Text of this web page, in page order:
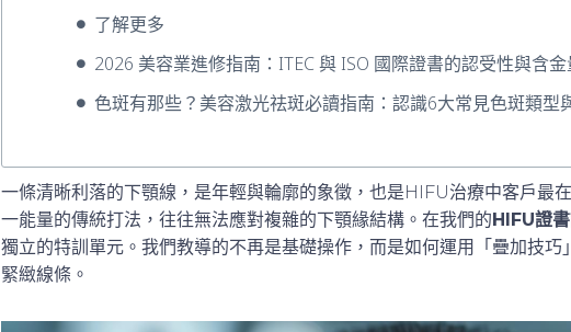
了解更多
2026 美容業進修指南：ITEC 與 ISO 國際證書的認受性與含
色斑有那些？美容激光祛斑必讀指南：認識6大常見色斑類型
一條清晰利落的下顎線，是年輕與輪廓的象徵，也是HIFU治療中客戶最
一能量的傳統打法，往往無法應對複雜的下顎緣結構。在我們的HIFU證
獨立的特訓單元。我們教導的不再是基礎操作，而是如何運用「疊加技巧
緊緻線條。